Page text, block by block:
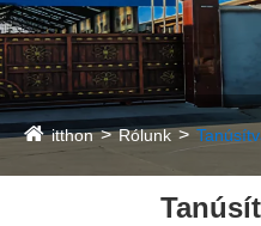
itthon Rólunk